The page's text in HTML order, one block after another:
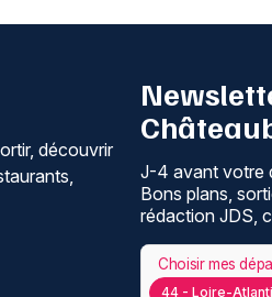
découvrir
J-4 avant votre
Bons plans,
rédaction JDS,
44 - Loire-
Choisir mes